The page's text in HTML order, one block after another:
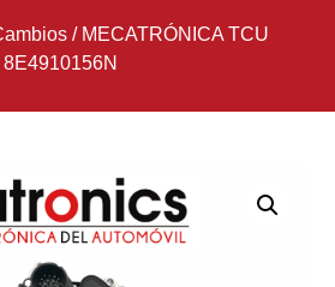
/ MECATRÓNICA TCU
8E4910156N